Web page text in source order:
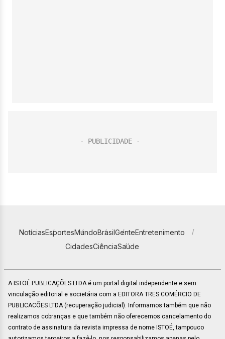
NotíciasEsportesMundoBrasilGenteEntretenimento
CidadesCiênciaSaúde
A ISTOÉ PUBLICAÇÕES LTDA é um portal digital independente e sem
vinculação editorial e societária com a EDITORA TRES COMÉRCIO DE
PUBLICACÕES LTDA (recuperação judicial). Informamos também que não
realizamos cobranças e que também não oferecemos cancelamento do
contrato de assinatura da revista impressa de nome ISTOÉ, tampouco